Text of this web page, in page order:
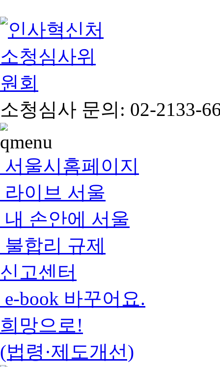
소청심사 문의: 02-2133-
서울시홈페이지
라이브 서울
내 손안에 서울
불합리 규제
신고센터
e-book 바꾸어요.
희망으로!
(법령·제도개선)